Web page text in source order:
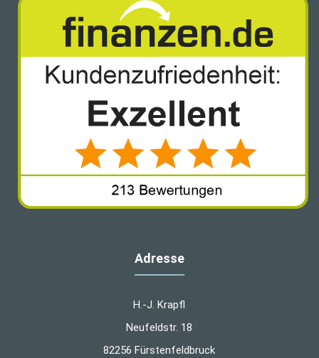
Adresse
H.-J. Krapfl
Neufeldstr. 18
82256 Fürstenfeldbruck